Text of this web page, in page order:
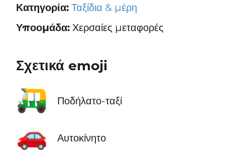
Κατηγορία: Ταξίδια & μέρη
Υποομάδα:Χερσαίες μεταφορές
Σχετικά emoji
🛺 Ποδήλατο-ταξί
🚗 Αυτοκίνητο